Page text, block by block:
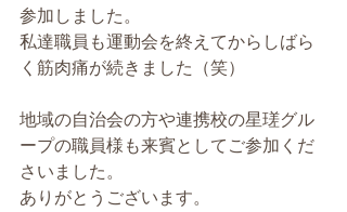
参加しました。
私達職員も運動会を終えてからしばら
く筋肉痛が続きました（笑）
地域の自治会の方や連携校の星瑳グル
ープの職員様も来賓としてご参加くだ
さいました。
ありがとうございます。